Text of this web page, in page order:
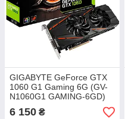
GIGABYTE GeForce GTX
1060 G1 Gaming 6G (GV-
N1060G1 GAMING-6GD)
6 150 ₴